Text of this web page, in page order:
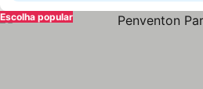
Escolha popular